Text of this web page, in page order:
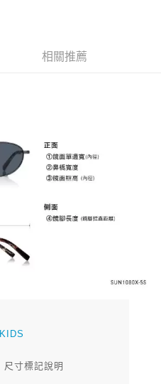
用戶可立即使用無須另外申請。
成立後會自動跳轉到大哥付的交易
數、繳款截止日，確認付款後即完
依後續交易確認頁面所載為準。
易或遇審核未通過，訂單將自動取
示未達大哥付你分期系統評分，恕無
分期」於每月結算日後寄送繳費提
商條碼／台灣大直營門市／銀行轉
」（以下簡稱本公司）所提供，讓
或服務，並由商店將買賣／分期付款
公司帳單繳交帳款。
契約關係目的，商店將以您的個人
台灣大哥大進項蒐集、處理及利用，
付款」的支付方式。 讓您購物簡單
需儲值。
即可結帳。
款。
」後，將跳轉至「AFTEE先享後付」
此簡訊中的連結，可透過四大超商／
，方視為交易完成。
繳費，但若您需要取消訂單，請聯絡
單仍視為有效，需透過AFTEE先享
」之結帳頁面顯示為準，若有關於
運費
)免運費
即日起不提供京站紙袋，取件時
相關推薦
KIDS
尺寸標記說明